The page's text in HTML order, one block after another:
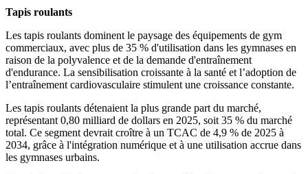
Tapis roulants
Les tapis roulants dominent le paysage des équipements de gym
commerciaux, avec plus de 35 % d'utilisation dans les gymnases en
raison de la polyvalence et de la demande d'entraînement
d'endurance. La sensibilisation croissante à la santé et l’adoption de
l’entraînement cardiovasculaire stimulent une croissance constante.
Les tapis roulants détenaient la plus grande part du marché,
représentant 0,80 milliard de dollars en 2025, soit 35 % du marché
total. Ce segment devrait croître à un TCAC de 4,9 % de 2025 à
2034, grâce à l'intégration numérique et à une utilisation accrue dans
les gymnases urbains.